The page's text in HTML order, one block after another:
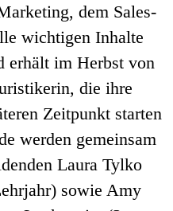
dem Sales-
wichtigen Inhalte
erhält im Herbst von
die ihre
Zeitpunkt starten
werden gemeinsam
Laura Tylko
sowie Amy